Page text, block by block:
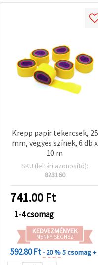
Krepp papír tekercsek, 25
mm, vegyes színek, 6 db x
10 m
SKU (leltári azonosító):
823160
741.00 Ft
1-4 csomag
KEDVEZMÉNYEK
MENNYISÉGHEZ
592.80 Ft- 20 %5 csomag +